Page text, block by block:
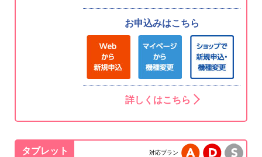
お申込みはこちら
詳しくはこちら
タブレット 対応プラン